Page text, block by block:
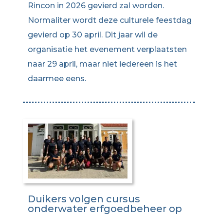
Rincon in 2026 gevierd zal worden.
Normaliter wordt deze culturele feestdag
gevierd op 30 april. Dit jaar wil de
organisatie het evenement verplaatsten
naar 29 april, maar niet iedereen is het
daarmee eens.
Duikers volgen cursus
onderwater erfgoedbeheer op